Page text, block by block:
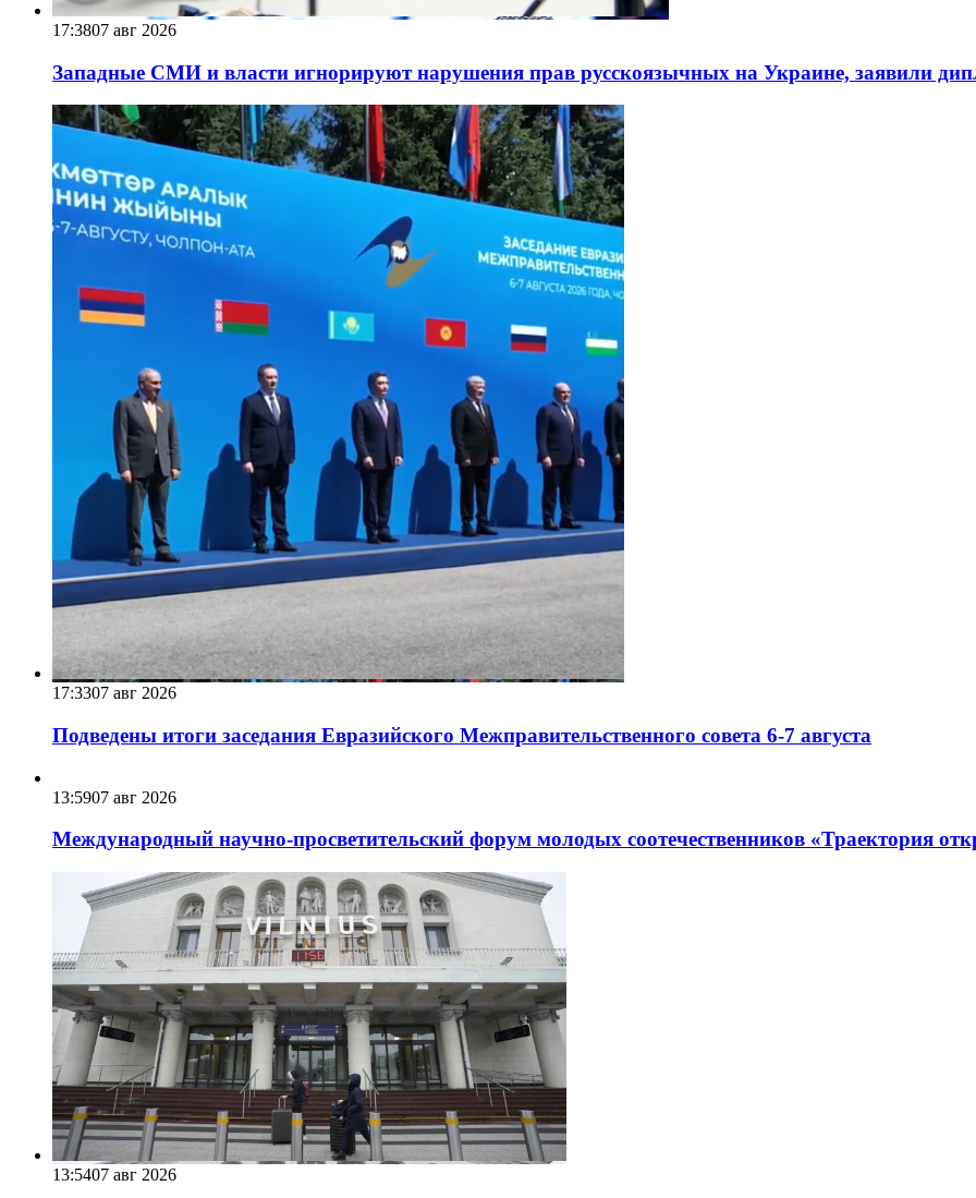
17:3807 авг 2026
Западные СМИ и власти игнорируют нарушения прав русскоязычных на Украине, заявили
17:3307 авг 2026
Подведены итоги заседания Евразийского Межправительственного совета 6-7 августа
13:5907 авг 2026
Международный научно-просветительский форум молодых соотечественников «Траектория
13:5407 авг 2026